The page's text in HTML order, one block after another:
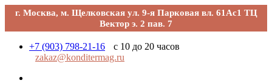
г. Москва, м. Щелковская ул. 9-я Парковая вл. 61Ас1 ТЦ
Вектор э. 2 пав. 7
+7 (903) 798-21-16
с 10 до 20 часов
zakaz@konditermag.ru